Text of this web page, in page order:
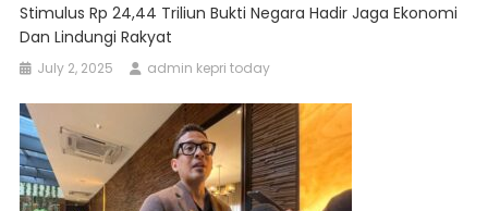
Stimulus Rp 24,44 Triliun Bukti Negara Hadir Jaga Ekonomi
Dan Lindungi Rakyat
July 2, 2025 admin kepri today